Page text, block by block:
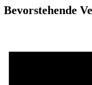
Bevorstehende